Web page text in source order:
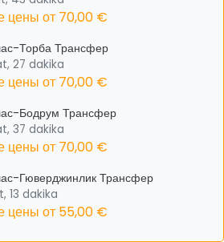
цены от 70,00 €
Торба Трансфер
27 dakika
цены от 70,00 €
Бодрум Трансфер
37 dakika
цены от 70,00 €
Гюверджинлик Трансфер
13 dakika
цены от 55,00 €